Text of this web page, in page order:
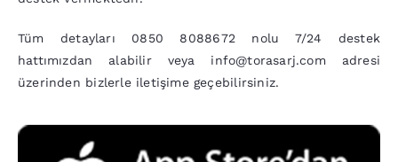
Tüm detayları 0850 8088672 nolu 7/24 destek
hattımızdan alabilir veya info@torasarj.com adresi
üzerinden bizlerle iletişime geçebilirsiniz.